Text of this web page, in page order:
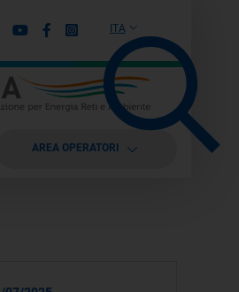
ITA
YoutubeFacebook
Instagram
AREA OPERATORI